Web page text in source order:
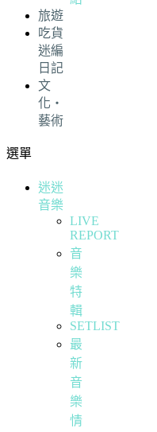
旅遊
吃貨
迷編
日記
文
化・
藝術
選單
迷迷
音樂
LIVE
REPORT
音
樂
特
輯
SETLIST
最
新
音
樂
情